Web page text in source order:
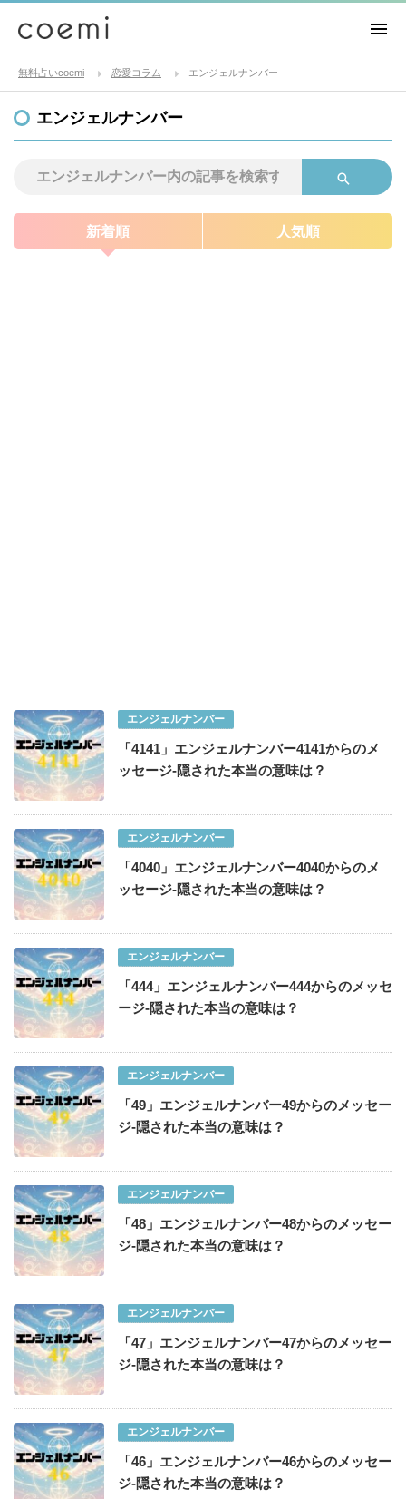
無料占いcoemi 恋愛コラム エンジェルナンバー
エンジェルナンバー
新着順 人気順
エンジェルナンバー
「4141」エンジェルナンバー4141からのメ
ッセージ-隠された本当の意味は？
エンジェルナンバー
「4040」エンジェルナンバー4040からのメ
ッセージ-隠された本当の意味は？
エンジェルナンバー
「444」エンジェルナンバー444からのメッセ
ージ-隠された本当の意味は？
エンジェルナンバー
「49」エンジェルナンバー49からのメッセー
ジ-隠された本当の意味は？
エンジェルナンバー
「48」エンジェルナンバー48からのメッセー
ジ-隠された本当の意味は？
エンジェルナンバー
「47」エンジェルナンバー47からのメッセー
ジ-隠された本当の意味は？
エンジェルナンバー
「46」エンジェルナンバー46からのメッセー
ジ-隠された本当の意味は？